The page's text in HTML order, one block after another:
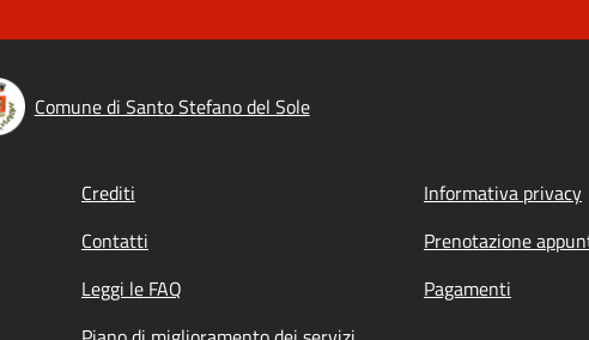
Comune di Santo Stefano del Sole
Crediti Informativa privacy
Contatti Prenotazione
Leggi le FAQ Pagamenti